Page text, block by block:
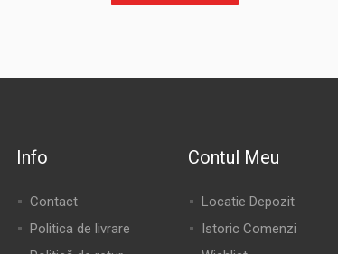
Info
Contact
Politica de livrare
Contul Meu
Locatie Depozit
Istoric Comenzi